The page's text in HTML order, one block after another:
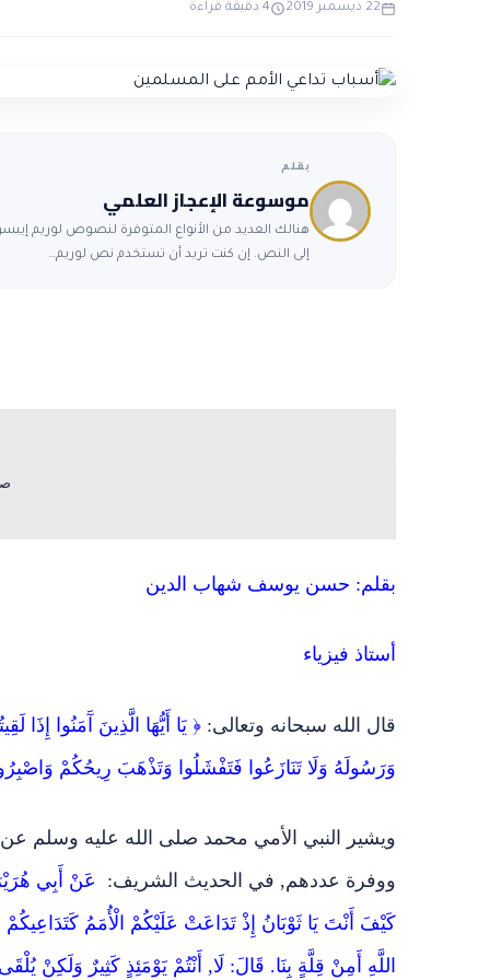
22 ديسمبر 2019 4 دقيقة قراءة
بقلم
موسوعة الإعجاز العلمي
هنالك العديد من الأنواع المتوفرة لنصوص لوريم
إلى النص. إن كنت تريد أن تستخدم نص لوريم…
بقلم: حسن يوسف شهاب الدين
أستاذ فيزياء
قال الله سبحانه وتعالى:
وَرَسُولَهُ وَلَا تَنَازَعُوا فَتَفْشَلُوا وَتَذْهَبَ رِيحُكُمْ وَاصْبِرُوا إِنَّ اللَّهَ مَعَ
ويشير النبي الأمي محمد صلى الله عليه وسلم
ووفرة عددهم, في الحديث الشريف:
عَنْ أَبِي
كَيْفَ أَنْتَ يَا ثَوْبَانُ إِذْ تَدَاعَتْ عَلَيْكُمْ الْأُمَمُ
اللَّهِ أَمِنْ قِلَّةٍ بِنَا. قَالَ: لَا, أَنْتُمْ يَوْمَئِذٍ كَثِيرٌ وَلَكِنْ